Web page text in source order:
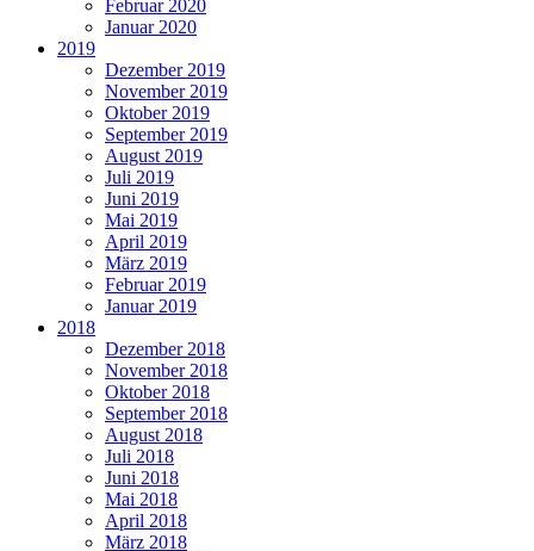
Februar 2020
Januar 2020
2019
Dezember 2019
November 2019
Oktober 2019
September 2019
August 2019
Juli 2019
Juni 2019
Mai 2019
April 2019
März 2019
Februar 2019
Januar 2019
2018
Dezember 2018
November 2018
Oktober 2018
September 2018
August 2018
Juli 2018
Juni 2018
Mai 2018
April 2018
März 2018